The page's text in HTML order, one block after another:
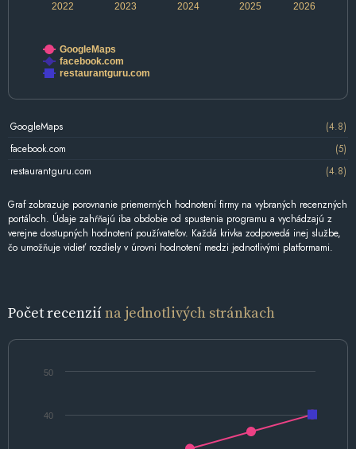
2022 2024 2026
2023 2025
GoogleMaps
facebook.com
restaurantguru.com
GoogleMaps
(4.8)
facebook.com
(5)
restaurantguru.com
(4.8)
Graf zobrazuje porovnanie priemerných hodnotení firmy na vybraných recenzných
portáloch. Údaje zahŕňajú iba obdobie od spustenia programu a vychádzajú z
verejne dostupných hodnotení používateľov. Každá krivka zodpovedá inej službe,
čo umožňuje vidieť rozdiely v úrovni hodnotení medzi jednotlivými platformami.
Počet recenziína jednotlivých stránkach
40
50